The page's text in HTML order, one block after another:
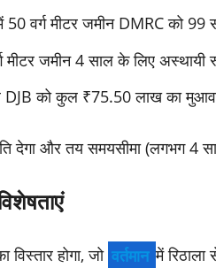
50 वर्ग मीटर जमीन DMRC को 99
मीटर जमीन 4 साल के लिए अस्थायी
को कुल ₹75.50 लाख का
देगा और तय समयसीमा (लगभग 4
विस्तार होगा, जो वर्तमान में